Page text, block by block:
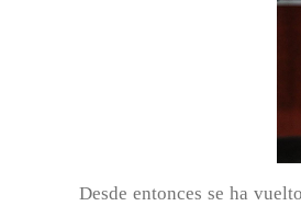
Desde entonces se ha